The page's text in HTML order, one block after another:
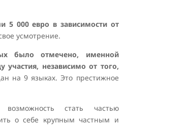
5 000 евро в зависимости от
усмотрение.
было отмечено, именной
участия, независимо от того,
на 9 языках. Это престижное
стать частью
о себе крупным частным и